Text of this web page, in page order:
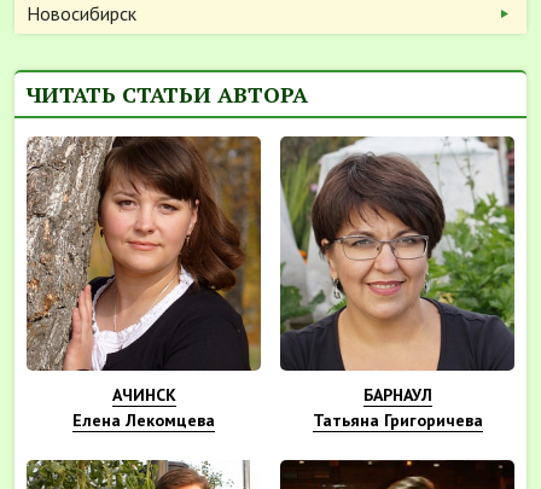
Новосибирск
ЧИТАТЬ СТАТЬИ АВТОРА
АЧИНСК
Елена Лекомцева
БАРНАУЛ
Татьяна Григоричева